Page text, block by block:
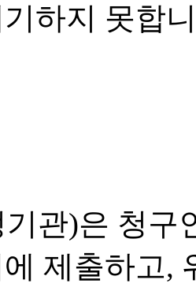
하지 못합
관)은 청구
제출하고,